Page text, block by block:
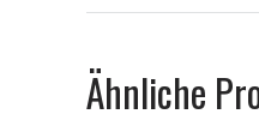
Ähnliche